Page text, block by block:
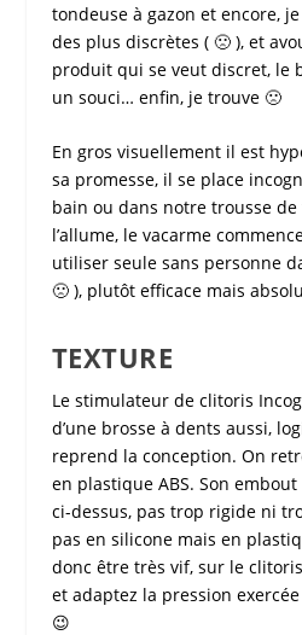
tondeuse à gazon et encore,
des plus discrètes ( 🙁 ), et
produit qui se veut discret, le
un souci… enfin, je trouve 🙁
En gros visuellement il est
sa promesse, il se place
bain ou dans notre trousse de
l’allume, le vacarme
utiliser seule sans personne
🙁 ), plutôt efficace mais
TEXTURE
Le stimulateur de clitoris
d’une brosse à dents aussi,
reprend la conception. On
en plastique ABS. Son
ci-dessus, pas trop rigide ni
pas en silicone mais en
donc être très vif, sur le
et adaptez la pression
😉